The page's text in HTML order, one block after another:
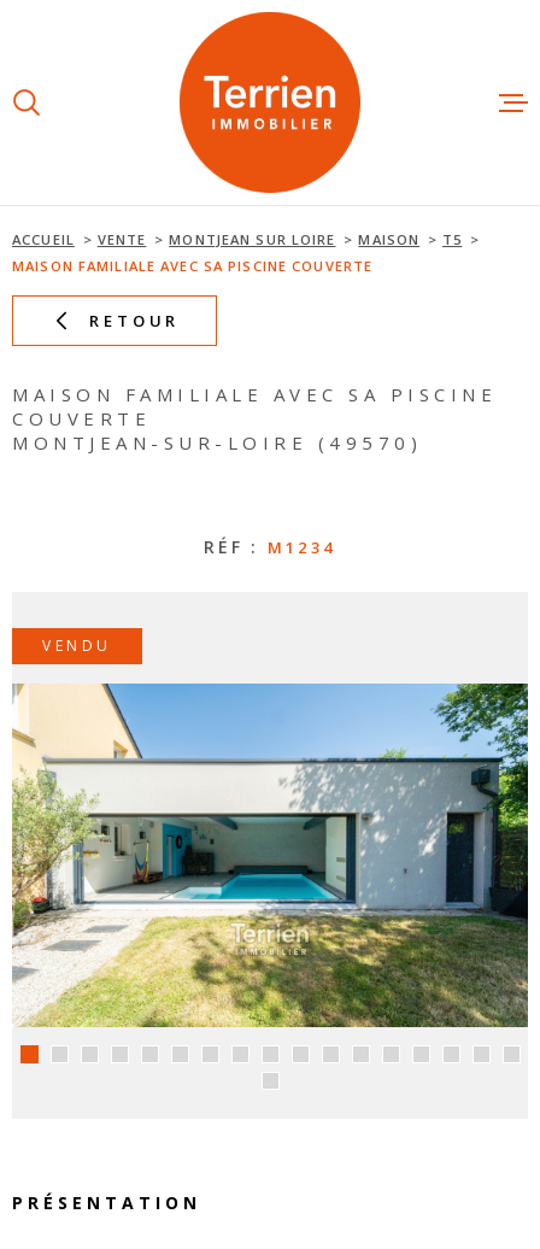
recherche
principal
ACHETER
NOTRE
ACCUEIL VENTE MONTJEAN SUR LOIRE MAISON
T5
MAISON FAMILIALE AVEC SA PISCINE COUVERTE
RETOUR
MAISON FAMILIALE AVEC SA PISCINE
COUVERTE
MONTJEAN-SUR-LOIRE (49570)
RÉF : M1234
VENDU
PRÉSENTATION